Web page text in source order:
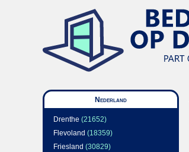
Nederland
Drenthe (21652)
Flevoland (18359)
Friesland (30829)